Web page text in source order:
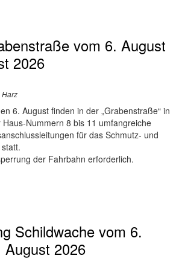
vom 6. August
2026
Harz
6. August finden in der „Grabenstraße“ in
Nummern 8 bis 11 umfangreiche
für das Schmutz- und
der Fahrbahn erforderlich.
Schildwache vom 6.
2026